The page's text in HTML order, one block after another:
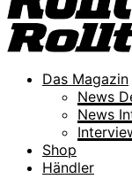
Das Magazin
News
News
Shop
Händler